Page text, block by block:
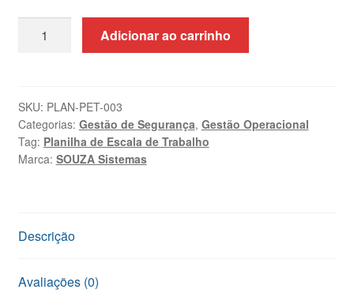
Trabalho
quantidade
Adicionar ao carrinho
SKU: PLAN-PET-003
Categorias: Gestão de Segurança, Gestão Operacional
Tag: Planilha de Escala de Trabalho
Marca: SOUZA Sistemas
Descrição
Avaliações (0)